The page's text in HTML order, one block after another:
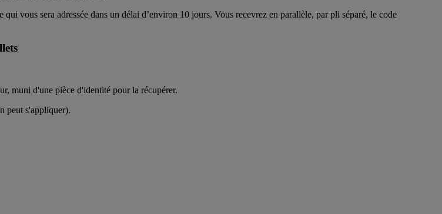
vous sera adressée dans un délai d’environ 10 jours. Vous recevrez en parallèle, par pli séparé, le code
muni d'une pièce d'identité pour la récupérer.
peut s'appliquer).